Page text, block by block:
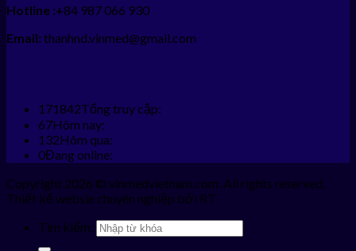
Hotline :+84 987 066 930
Email: thanhnd.vinmed@gmail.com
171842Tổng truy cập:
67Hôm nay:
132Hôm qua:
0Đang online:
Copyright 2026 © vinmedvietnam.com. All rights reserved.
Thiết kế websie chuyên nghiệp bởi RT
Tìm kiếm: